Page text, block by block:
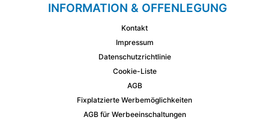
INFORMATION & OFFENLEGUNG
Kontakt
Impressum
Datenschutzrichtlinie
Cookie-Liste
AGB
Fixplatzierte Werbemöglichkeiten
AGB für Werbeeinschaltungen